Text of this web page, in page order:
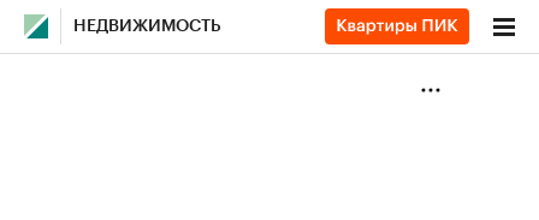
НЕДВИЖИМОСТЬ